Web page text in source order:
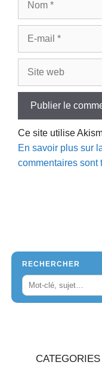
Ce site utilise
En savoir plus sur
commentaires sont
RECHERCHER
CATEGORIES